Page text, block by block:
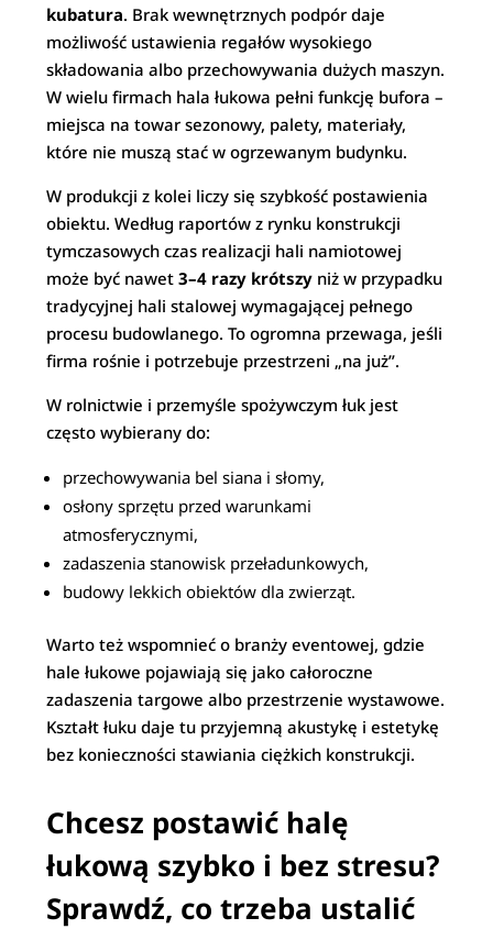
kubatura. Brak wewnętrznych podpór daje
możliwość ustawienia regałów wysokiego
składowania albo przechowywania dużych maszyn.
W wielu firmach hala łukowa pełni funkcję bufora –
miejsca na towar sezonowy, palety, materiały,
które nie muszą stać w ogrzewanym budynku.
W produkcji z kolei liczy się szybkość postawienia
obiektu. Według raportów z rynku konstrukcji
tymczasowych czas realizacji hali namiotowej
może być nawet3–4 razy krótszy niż w przypadku
tradycyjnej hali stalowej wymagającej pełnego
procesu budowlanego. To ogromna przewaga, jeśli
firma rośnie i potrzebuje przestrzeni „na już”.
W rolnictwie i przemyśle spożywczym łuk jest
często wybierany do:
przechowywania bel siana i słomy,
osłony sprzętu przed warunkami
atmosferycznymi,
zadaszenia stanowisk przeładunkowych,
budowy lekkich obiektów dla zwierząt.
Warto też wspomnieć o branży eventowej, gdzie
hale łukowe pojawiają się jako całoroczne
zadaszenia targowe albo przestrzenie wystawowe.
Kształt łuku daje tu przyjemną akustykę i estetykę
bez konieczności stawiania ciężkich konstrukcji.
Chcesz postawić halę
łukową szybko i bez stresu?
Sprawdź, co trzeba ustalić